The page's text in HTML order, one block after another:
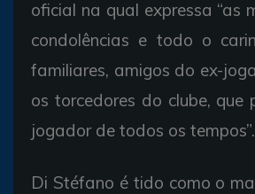
oficial na qual expressa “as
condolências e todo o
familiares, amigos do ex-
os torcedores do clube, que
jogador de todos os tempos”.
Di Stéfano é tido como o